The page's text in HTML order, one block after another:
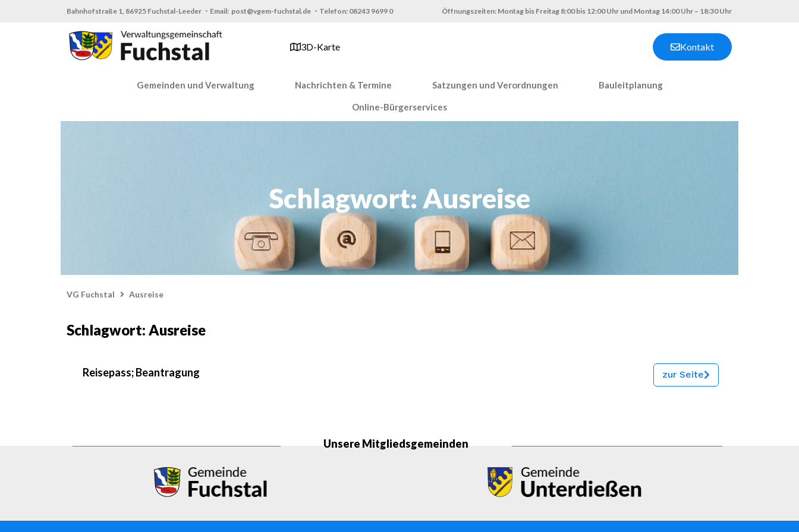
Bahnhofstraße 1, 86925 Fuchstal-Leeder ・Email: post@vgem-fuchstal.de ・Telefon: 08243 9699 0 Öffnungszeiten: Montag bis Freitag 8:00 bis 12:00 Uhr und Montag 14:00 Uhr – 18:30 Uhr
3D-Karte Kontakt
Gemeinden und Verwaltung Nachrichten & Termine Satzungen und Verordnungen Bauleitplanung
Online-Bürgerservices
Schlagwort: Ausreise
VG Fuchstal Ausreise
Schlagwort: Ausreise
Reisepass; Beantragung zur Seite
Unsere Mitgliedsgemeinden